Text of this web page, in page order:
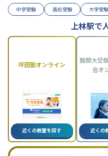
中学受験 高校受験 大学受験
上林駅で
坪田塾オンライン
近くの教室を探す
難関大受
会オ
近くの